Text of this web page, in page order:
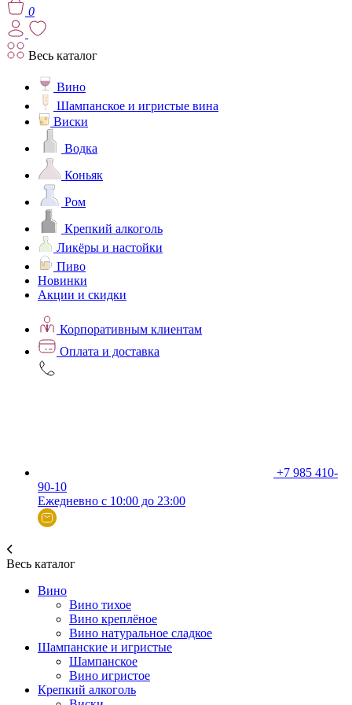
0
Весь каталог
Вино
Шампанское и игристые вина
Виски
Водка
Коньяк
Ром
Крепкий алкоголь
Ликёры и настойки
Пиво
Новинки
Акции и скидки
Корпоративным клиентам
Оплата и доставка
+7 985 410-
90-10
Ежедневно с 10:00 до 23:00
Весь каталог
Вино
Вино тихое
Вино креплёное
Вино натуральное сладкое
Шампанские и игристые
Шампанское
Вино игристое
Крепкий алкоголь